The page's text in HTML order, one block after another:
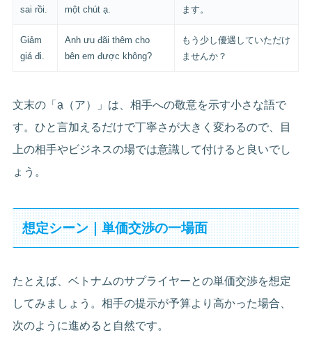
sai rồi.
một chút ạ.
ます。
Giảm
giá đi.
Anh ưu đãi thêm cho
bên em được không?
もう少し優遇していただけ
ませんか？
文末の「ạ（ア）」は、相手への敬意を示す小さな語で
す。ひと言加えるだけで丁寧さが大きく変わるので、目
上の相手やビジネスの場では意識して付けると良いでし
ょう。
想定シーン｜単価交渉の一場面
たとえば、ベトナムのサプライヤーとの単価交渉を想定
してみましょう。相手の提示が予算より高かった場合、
次のように進めると自然です。